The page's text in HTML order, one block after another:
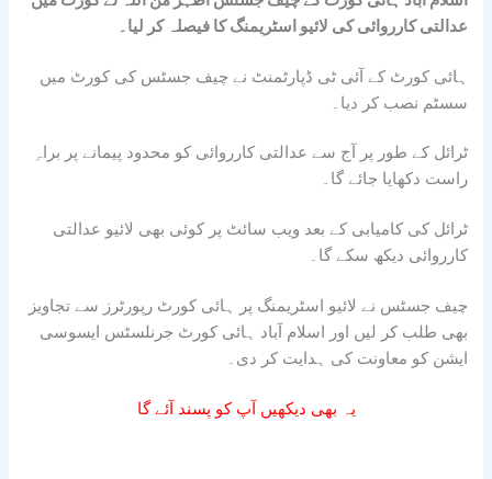
عدالتی کارروائی کی لائیو اسٹریمنگ کا فیصلہ کر لیا۔
ہائی کورٹ کے آئی ٹی ڈپارٹمنٹ نے چیف جسٹس کی کورٹ میں
سسٹم نصب کر دیا۔
ٹرائل کے طور پر آج سے عدالتی کارروائی کو محدود پیمانے پر براہِ
راست دکھایا جائے گا۔
ٹرائل کی کامیابی کے بعد ویب سائٹ پر کوئی بھی لائیو عدالتی
کارروائی دیکھ سکے گا۔
چیف جسٹس نے لائیو اسٹریمنگ پر ہائی کورٹ رپورٹرز سے تجاویز
بھی طلب کر لیں اور اسلام آباد ہائی کورٹ جرنلسٹس ایسوسی
ایشن کو معاونت کی ہدایت کر دی۔
یہ بھی دیکھیں آپ کو پسند آئے گا